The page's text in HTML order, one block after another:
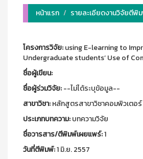
หน้าแรก
รายละเอียดงานวิจัยตีพิ
โครงการวิจัย:using E-learning to
Undergraduate students’ Use of
ชื่อผู้เขียน:
ชื่อผู้ร่วมวิจัย:--ไม่ได้ระบุข้อมูล--
สาขาวิชา:หลักสูตรสาขาวิชาคอมพิวเตอร์
ประเภทบทความ:บทความวิจัย
ชื่อวารสาร/ตีพิมพ์เผยแพร์:1
วันที่ตีพิมพ์:1 มิ.ย. 2557